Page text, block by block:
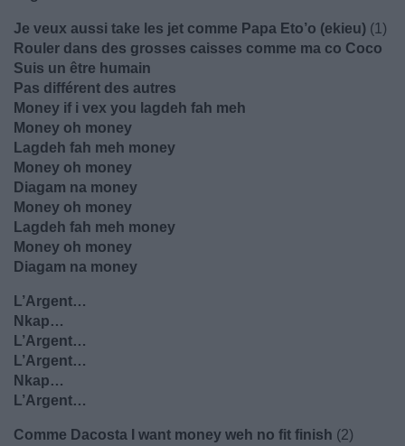
Je veux aussi take les jet comme Papa Eto’o (ekieu) (1)
Rouler dans des grosses caisses comme ma co Coco
Suis un être humain
Pas différent des autres
Money if i vex you lagdeh fah meh
Money oh money
Lagdeh fah meh money
Money oh money
Diagam na money
Money oh money
Lagdeh fah meh money
Money oh money
Diagam na money
L’Argent…
Nkap…
L’Argent…
L’Argent…
Nkap…
L’Argent…
Comme Dacosta I want money weh no fit finish (2)